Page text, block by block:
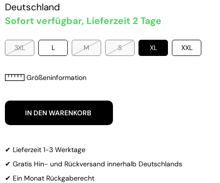
Deutschland
Sofort verfügbar, Lieferzeit 2 Tage
3XL L M S XL XXL
Größeninformation
IN DEN WARENKORB
✔ Lieferzeit 1-3 Werktage
✔ Gratis Hin- und Rückversand innerhalb Deutschlands
✔ Ein Monat Rückgaberecht